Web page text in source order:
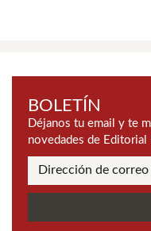
BOLETÍN
Déjanos tu email y te
novedades de Editorial